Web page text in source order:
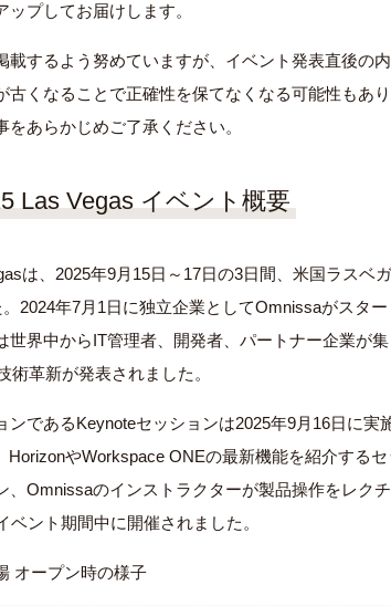
プしてお届けします。
するよう努めていますが、イベント発表直後の
古くなることで正確性を保てなくなる可能性もあ
あらかじめご了承ください。
Las Vegas イベント概要
は、2025年9月15日～17日の3日間、米国ラスベ
2024年7月1日に独立企業としてOmnissaがスタ
世界中からIT管理者、開発者、パートナー企業が
術革新が発表されました。
ンであるKeynoteセッションは2025年9月16日に実
HorizonやWorkspace ONEの最新機能を紹介する
、Omnissaのインストラクターが製品操作をレク
ベント期間中に開催されました。
オープン時の様子